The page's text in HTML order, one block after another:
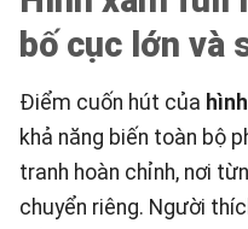
bố cục lớn và
Điểm cuốn hút của
khả năng biến toàn bộ
tranh hoàn chỉnh, nơi
chuyển riêng. Người